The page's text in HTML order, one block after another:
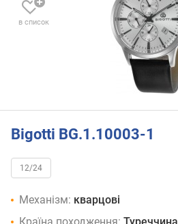
в список
Bigotti BG.1.10003-1
12/24
Механізм: кварцові